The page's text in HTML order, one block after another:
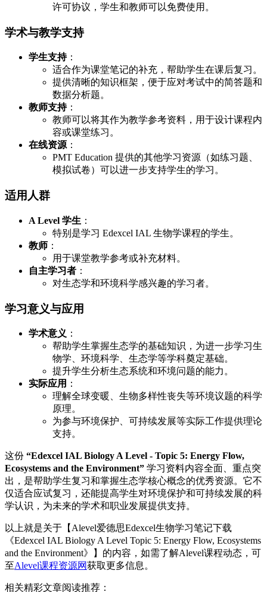
许可协议，学生和教师可以免费使用。
学术与教学支持
学生支持：
适合作为课堂笔记的补充，帮助学生在课后复习。
提供清晰的知识框架，便于应对考试中的简答题和
数据分析题。
教师支持：
教师可以将其作为教学参考资料，用于设计课程内
容或课堂练习。
在线资源 ：
PMT Education 提供的其他学习资源（如练习题、
模拟试卷）可以进一步支持学生的学习。
适用人群
A Level 学生 ：
特别是学习 Edexcel IAL 生物学课程的学生。
教师 ：
用于课堂教学参考或补充材料。
自主学习者 ：
对生态学和环境科学感兴趣的学习者。
学习意义与应用
学术意义 ：
帮助学生掌握生态学的基础知识，为进一步学习生
物学、环境科学、生态学等学科奠定基础。
提升学生分析生态系统和环境问题的能力。
实际应用 ：
理解全球变暖、生物多样性丧失等环境议题的科学
原理。
为参与环境保护、可持续发展等实际工作提供理论
支持。
这份 “Edexcel IAL Biology A Level - Topic 5: Energy Flow,
Ecosystems and the Environment” 学习资料内容全面、重点突
出，是帮助学生复习和掌握生态学核心概念的优秀资源。它不
仅适合应试复习，还能提高学生对环境保护和可持续发展的科
学认识，为未来的学术和职业发展提供支持。
以上就是关于【Alevel爱德思Edexcel生物学习笔记下载
《Edexcel IAL Biology A Level Topic 5: Energy Flow, Ecosystems
and the Environment》】的内容，如需了解Alevel课程动态，可
至Alevel课程资源网获取更多信息。
相关精彩文章阅读推荐：